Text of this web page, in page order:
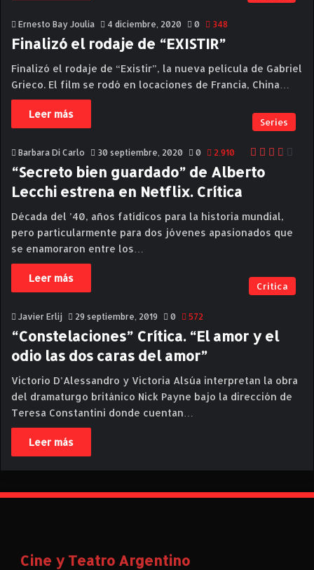
Ernesto Bay Joulia 4 diciembre, 2020 0 348
Finalizó el rodaje de “EXISTIR”
Finalizó el rodaje de “Existir”, la nueva película de Gabriel
Grieco. El film se rodó en locaciones de Francia, China…
Leer más
Series
Barbara Di Carlo 30 septiembre, 2020 0 2.910
“Secreto bien guardado” de Alberto
Lecchi estrena en Netflix. Crítica
Década del ’40, años fatídicos para la historia mundial,
pero particularmente para dos jóvenes apasionados que
se enamoraron entre los…
Leer más
Critica
Javier Erlij 29 septiembre, 2019 0 572
“Constelaciones” Crítica. “El amor y el
odio las dos caras del amor”
Victorio D’Alessandro y Victoria Alsúa interpretan la obra
del dramaturgo británico Nick Payne bajo la dirección de
Teresa Constantini donde cuentan…
Leer más
Cine y Teatro Argentino